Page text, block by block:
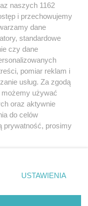
z portali
sięz nami
naszych 1162
i przechowujemy
dane
standardowe
czy dane
pomiar reklam i
usług. Za zgodą
używać
oraz aktywnie
do celów
prywatność, prosimy
rogu strony
nie wymagają
sprzeciwić się
miały
USTAWIENIA